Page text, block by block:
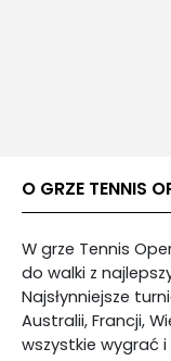
O GRZE TENNIS
W grze Tennis
do walki z
Najsłynniejsze
Australii, Francji,
wszystkie wygrać